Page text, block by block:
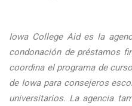
Iowa College Aid es la
condonación de préstamos
coordina el programa de
de Iowa para consejeros
universitarios. La agencia